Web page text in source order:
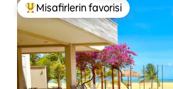
Misafirlerin favorilerinden en
Misafirlerin favorisi